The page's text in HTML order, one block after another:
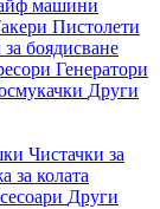
машини
Пистолети
боядисване
Генератори
Други
Чистачки за
за колата
Други